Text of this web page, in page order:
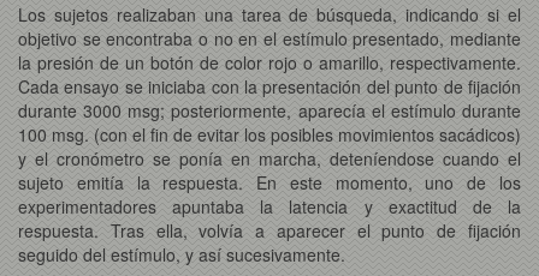
Los sujetos realizaban una tarea de búsqueda, indicando si el
objetivo se encontraba o no en el estímulo presentado, mediante
la presión de un botón de color rojo o amarillo, respectivamente.
Cada ensayo se iniciaba con la presentación del punto de fijación
durante 3000 msg; posteriormente, aparecía el estímulo durante
100 msg. (con el fin de evitar los posibles movimientos sacádicos)
y el cronómetro se ponía en marcha, deteníendose cuando el
sujeto emitía la respuesta. En este momento, uno de los
experimentadores apuntaba la latencia y exactitud de la
respuesta. Tras ella, volvía a aparecer el punto de fijación
seguido del estímulo, y así sucesivamente.